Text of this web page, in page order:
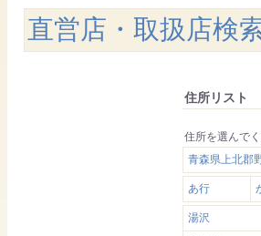
直営店・取扱店検
住所リスト
住所を選んで
青森県上北郡
あ行
湯沢